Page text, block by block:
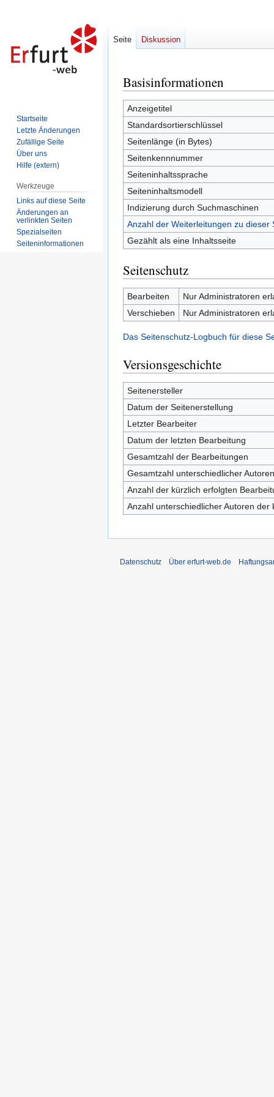
Zur
Navigation
springen
Zur
Suche
springen
Basisinformationen
Anzeigetitel
Standardsortierschlüssel
Seitenlänge (in Bytes)
Seitenkennnummer
Seiteninhaltssprache
Seiteninhaltsmodell
Indizierung durch Suchmaschinen
Anzahl der Weiterleitungen zu dieser
Gezählt als eine Inhaltsseite
Seitenschutz
Bearbeiten
Nur Administratoren
Verschieben
Nur Administratoren
Das Seitenschutz-Logbuch für diese
Versionsgeschichte
Seitenersteller
Datum der Seitenerstellung
Letzter Bearbeiter
Datum der letzten Bearbeitung
Gesamtzahl der Bearbeitungen
Gesamtzahl unterschiedlicher Autoren
Anzahl der kürzlich erfolgten
Anzahl unterschiedlicher Autoren
Seite Diskussion
Startseite
Letzte Änderungen
Zufällige Seite
Über uns
Hilfe (extern)
Werkzeuge
Links auf diese Seite
Änderungen an
verlinkten Seiten
Spezialseiten
Seiten­informationen
Datenschutz Über erfurt-web.de